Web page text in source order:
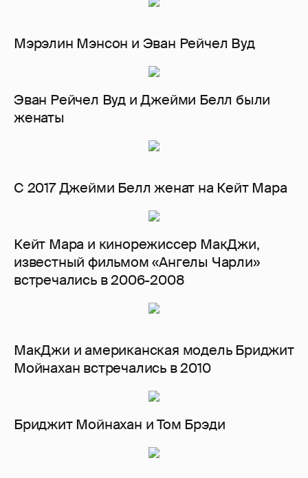
Мэрэлин Мэнсон и Эван Рейчел Вуд
Эван Рейчел Вуд и Джейми Белл были
женаты
С 2017 Джейми Белл женат на Кейт Мара
Кейт Мара и кинорежиссер МакДжи,
известный фильмом «Ангелы Чарли»
встречались в 2006-2008
МакДжи и американская модель Бриджит
Мойнахан встречались в 2010
Бриджит Мойнахан и Том Брэди